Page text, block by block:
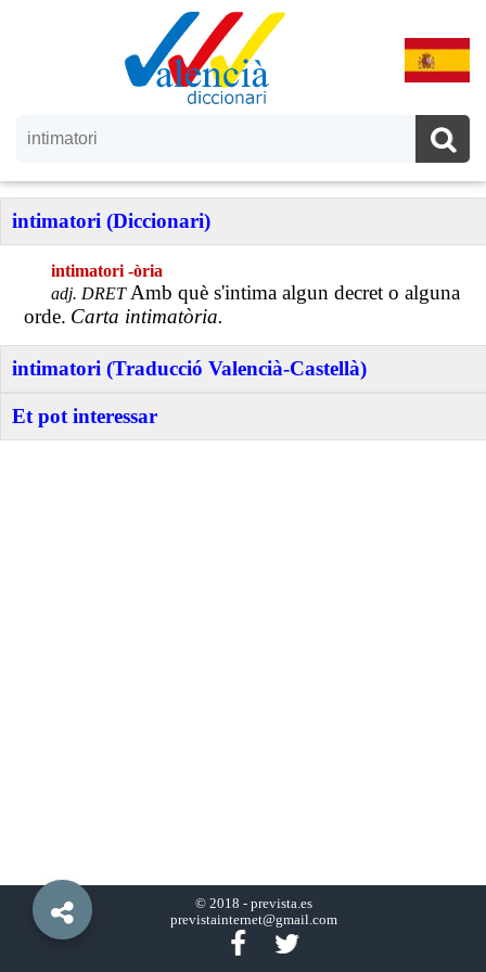
intimatori (Diccionari)
intimatori -òria
adj. DRET Amb què s'intima algun decret o alguna
orde. Carta intimatòria.
intimatori (Traducció Valencià-Castellà)
Et pot interessar
© 2018 - prevista.es
previstainternet@gmail.com